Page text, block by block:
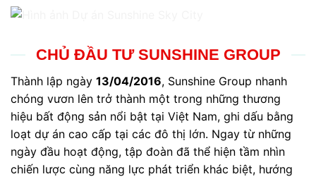
CHỦ ĐẦU TƯ SUNSHINE GROUP
Thành lập ngày 13/04/2016, Sunshine Group nhanh
chóng vươn lên trở thành một trong những thương
hiệu bất động sản nổi bật tại Việt Nam, ghi dấu bằng
loạt dự án cao cấp tại các đô thị lớn. Ngay từ những
ngày đầu hoạt động, tập đoàn đã thể hiện tầm nhìn
chiến lược cùng năng lực phát triển khác biệt, hướng